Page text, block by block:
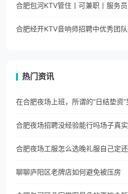
合肥包河KTV管住丨可兼职丨服务
合肥经开KTV音响师招聘中优秀团
热门资讯
在合肥夜场上班，所谓的“日结垫资”
合肥夜场招聘没经验能行吗场子真
合肥夜场工服怎么选晚礼服自己定
聊聊庐阳区老牌店如何避免被压房